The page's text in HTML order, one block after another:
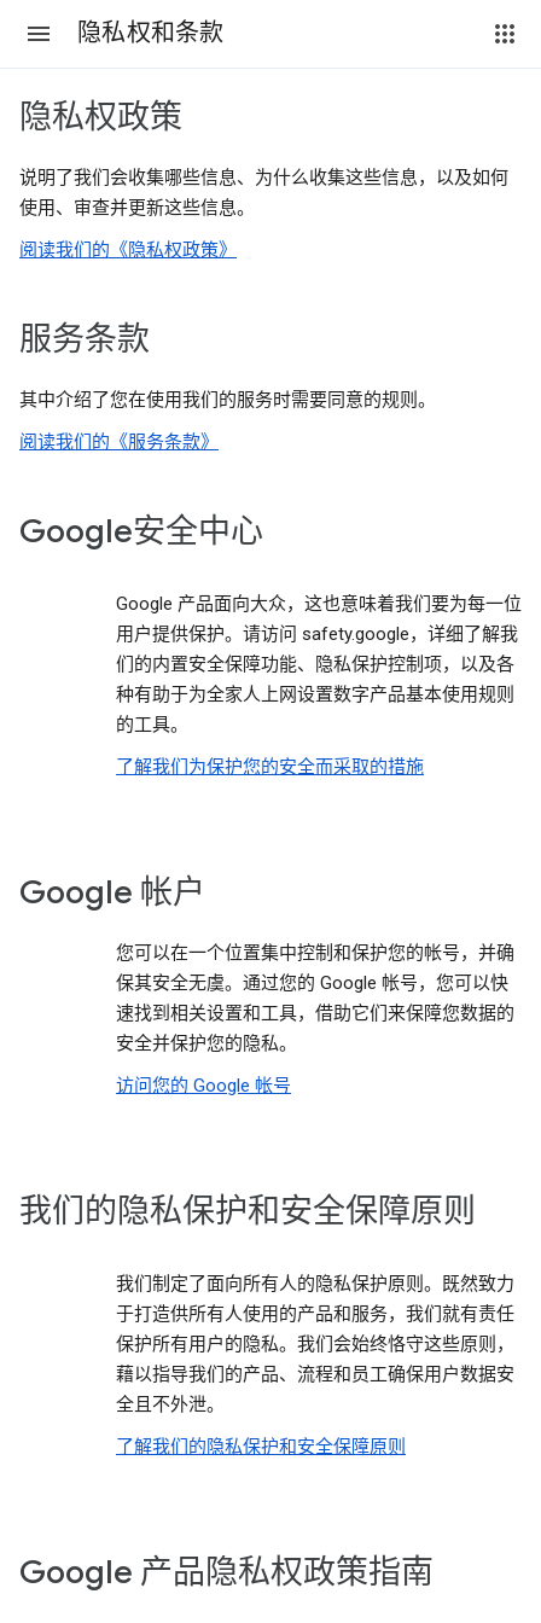
隐私权和条款
隐私权政策
说明了我们会收集哪些信息、为什么收集这些信息，以及如何
使用、审查并更新这些信息。
阅读我们的《隐私权政策》
服务条款
其中介绍了您在使用我们的服务时需要同意的规则。
阅读我们的《服务条款》
Google安全中心
Google 产品面向大众，这也意味着我们要为每一位
用户提供保护。请访问 safety.google，详细了解我
们的内置安全保障功能、隐私保护控制项，以及各
种有助于为全家人上网设置数字产品基本使用规则
的工具。
了解我们为保护您的安全而采取的措施
Google 帐户
您可以在一个位置集中控制和保护您的帐号，并确
保其安全无虞。通过您的 Google 帐号，您可以快
速找到相关设置和工具，借助它们来保障您数据的
安全并保护您的隐私。
访问您的 Google 帐号
我们的隐私保护和安全保障原则
我们制定了面向所有人的隐私保护原则。既然致力
于打造供所有人使用的产品和服务，我们就有责任
保护所有用户的隐私。我们会始终恪守这些原则，
藉以指导我们的产品、流程和员工确保用户数据安
全且不外泄。
了解我们的隐私保护和安全保障原则
Google 产品隐私权政策指南